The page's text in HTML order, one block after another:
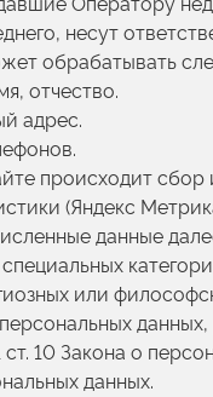
несут
обрабатывать
отчество.
адрес.
происходит
(Яндекс
данные
или
ст. 10 Закона о
данных.